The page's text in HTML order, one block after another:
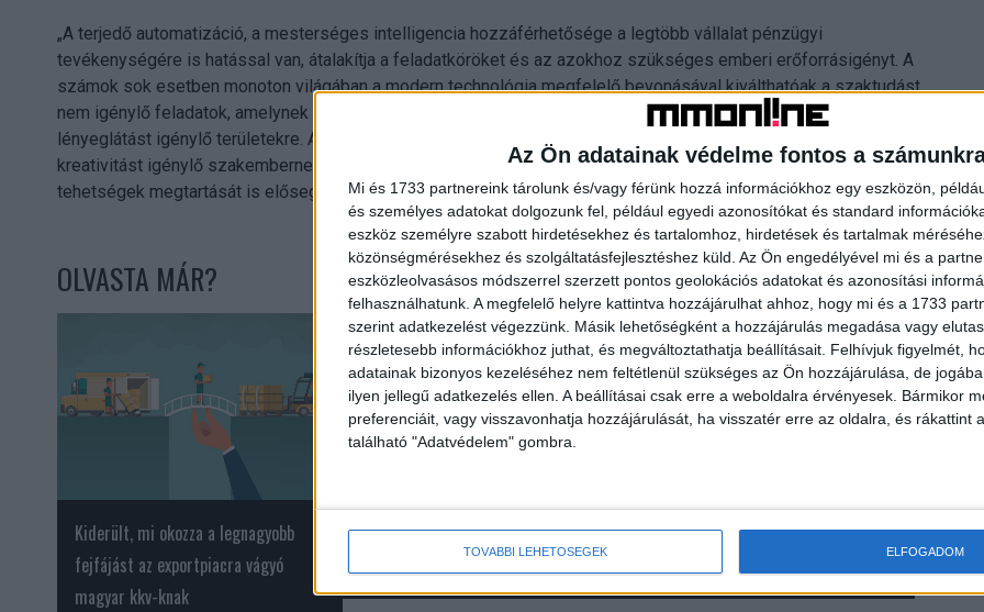
Az Ön adatainak védelme fontos a
Mi és 1733 partnereink tárolunk és/vagy férünk hozzá információkhoz egy eszközön,
és személyes adatokat dolgozunk fel, például egyedi azonosítókat és standard
eszköz személyre szabott hirdetésekhez és tartalomhoz, hirdetések és tartalmak
közönségmérésekhez és szolgáltatásfejlesztéshez küld. Az Ön engedélyével mi és a
eszközleolvasásos módszerrel szerzett pontos geolokációs adatokat és azonosítási
felhasználhatunk. A megfelelő helyre kattintva hozzájárulhat ahhoz, hogy mi és a 1733
szerint adatkezelést végezzünk. Másik lehetőségként a hozzájárulás megadása vagy
részletesebb információkhoz juthat, és megváltoztathatja beállításait. Felhívjuk figyelmét,
adatainak bizonyos kezeléséhez nem feltétlenül szükséges az Ön hozzájárulása, de
ilyen jellegű adatkezelés ellen. A beállításai csak erre a weboldalra érvényesek. Bármikor
preferenciáit, vagy visszavonhatja hozzájárulását, ha visszatér erre az oldalra, és rákattint
található "Adatvédelem" gombra.
TOVÁBBI LEHETŐSÉGEK ELFOGADOM
„A terjedő automatizáció, a mesterséges intelligencia hozzáférhetősége a legtöbb vállalat pénzügyi
tevékenységére is hatással van, átalakítja a feladatköröket és az azokhoz szükséges emberi erőforrásigényt. A
számok sok esetben monoton világában a modern technológia megfelelő bevonásával kiválthatóak a szaktudást
nem igénylő feladatok, amelynek eredményeként több erőforrás fordítható az analitikus gondolkodást és stratégiai
lényeglátást igénylő területekre. A munkafolyamatok átstrukturálása vonzó környezetet teremthet a kihívást és a
kreativitást igénylő szakembernek, így ezzel a cég előnyre tehet szert a toborzásban, miközben a meglévő
tehetségek megtartását is elősegíti” – magyarázza Szigeti Nikoletta, a Profession Services üzletágvezetője.
OLVASTA MÁR?
Kiderült, mi okozza a legnagyobb
fejfájást az exportpiacra vágyó
magyar kkv-knak
Kiderült, jövőre kiket vizsgál majd a
fogyasztóvédelem
A Sztárbox és a Reggeli miatt is
eljárás indult